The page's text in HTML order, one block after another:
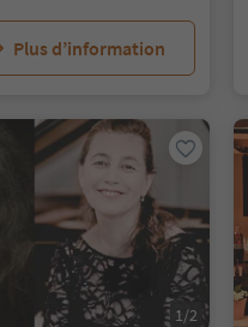
Plus d’information
1/2